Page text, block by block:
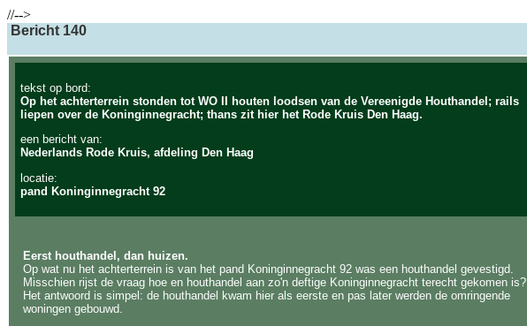
//-->
Bericht 140
tekst op bord:
Op het achterterrein stonden tot WO II houten loodsen van de Vereenigde Houthandel; rails
liepen over de Koninginnegracht; thans zit hier het Rode Kruis Den Haag.
een bericht van:
Nederlands Rode Kruis, afdeling Den Haag
locatie:
pand Koninginnegracht 92
Eerst houthandel, dan huizen.
Op wat nu het achterterrein is van het pand Koninginnegracht 92 was een houthandel gevestigd.
Misschien rijst de vraag hoe en houthandel aan zo'n deftige Koninginnegracht terecht gekomen is?
Het antwoord is simpel: de houthandel kwam hier als eerste en pas later werden de omringende
woningen gebouwd.